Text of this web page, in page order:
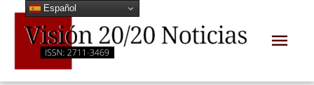
contenido
Español